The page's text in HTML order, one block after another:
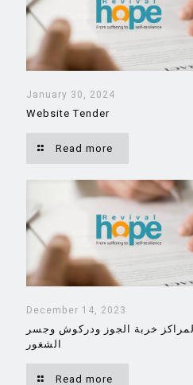
January 30, 2024
Website Tender
Read more
December 14, 2023
خربة الجوز ودركوش وجسر
الشغور
Read more